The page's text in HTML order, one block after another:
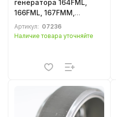
генератора 164FML,
166FML, 167FMM,
170FMM (CBB/NT)
китайского мотоцикла
SYM, Forsage, Cronus,
Артикул: 07236
Наличие товара уточняйте